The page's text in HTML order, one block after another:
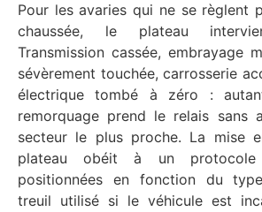
Pour les avaries qui ne se règlent
chaussée, le plateau
Transmission cassée, embrayage
sévèrement touchée, carrosserie
électrique tombé à zéro :
remorquage prend le relais sans
secteur le plus proche. La mise
plateau obéit à un protocole
positionnées en fonction du
treuil utilisé si le véhicule est